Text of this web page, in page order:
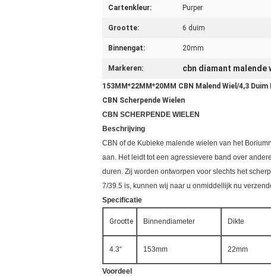
Cartenkleur: Purper
Grootte: 6 duim
Binnengat: 20mm
Markeren: cbn diamant malende
153MM*22MM*20MM CBN Malend Wiel/4,3
CBN Scherpende Wielen
CBN SCHERPENDE WIELEN
Beschrijving
CBN of de Kubieke malende wielen van het
aan. Het leidt tot een agressievere band over
duren. Zij worden ontworpen voor slechts het
7/39.5 is, kunnen wij naar u onmiddellijk nu
Specificatie
Grootte Binnendiameter Dikte
4.3“ 153mm 22mm
Voordeel